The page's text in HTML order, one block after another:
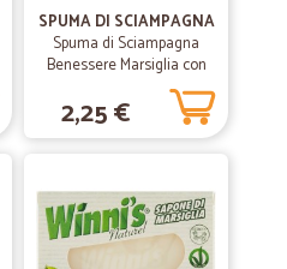
SPUMA DI SCIAMPAGNA
Spuma di Sciampagna
Benessere Marsiglia con
Antibatterico Naturale 125
g
2,25 €